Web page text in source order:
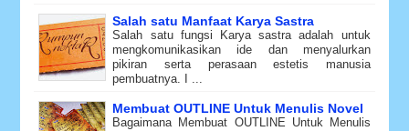
Salah satu Manfaat Karya Sastra
Salah satu fungsi Karya sastra adalah untuk
mengkomunikasikan ide dan menyalurkan
pikiran serta perasaan estetis manusia
pembuatnya. I ...
Membuat OUTLINE Untuk Menulis Novel
Bagaimana Membuat OUTLINE Untuk Menulis